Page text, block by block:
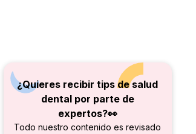
¿Quieres recibir tips de salud
dental por parte de
expertos?👀
Todo nuestro contenido es revisado